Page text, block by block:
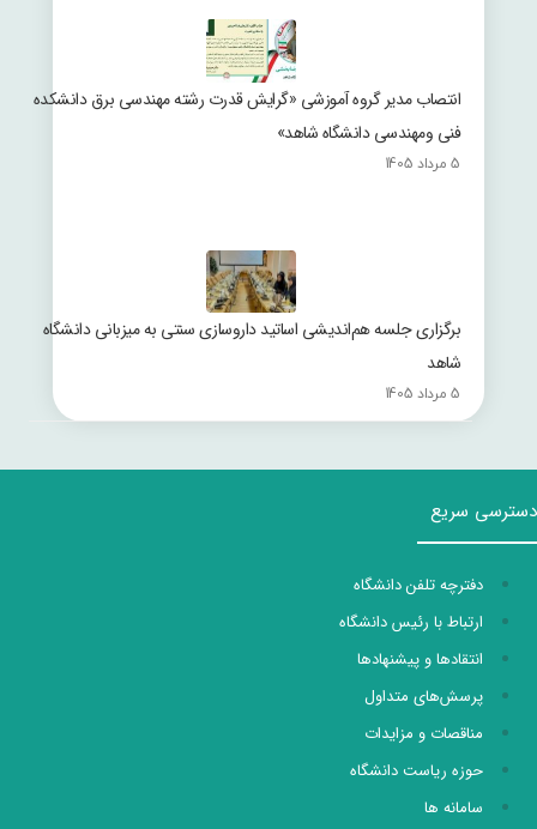
انتصاب مدیر گروه آموزشی «گرایش قدرت رشته مهندسی برق دانشکده
فنی ومهندسی دانشگاه شاهد»
5 مرداد 1405
برگزاری جلسه هم‌اندیشی اساتید داروسازی سنتی به میزبانی دانشگاه
شاهد
5 مرداد 1405
دسترسی سریع
دفترچه تلفن دانشگاه
ارتباط با رئیس دانشگاه
انتقادها و پیشنهادها
پرسش‌های متداول
مناقصات و مزایدات
حوزه ریاست دانشگاه
سامانه ها